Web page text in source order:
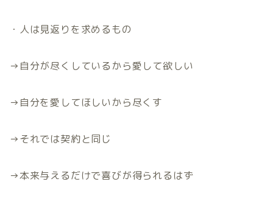
・人は見返りを求めるもの
→ 自分が尽くしているから愛して欲しい
→ 自分を愛してほしいから尽くす
→それでは契約と同じ
→本来与えるだけで喜びが得られるはず